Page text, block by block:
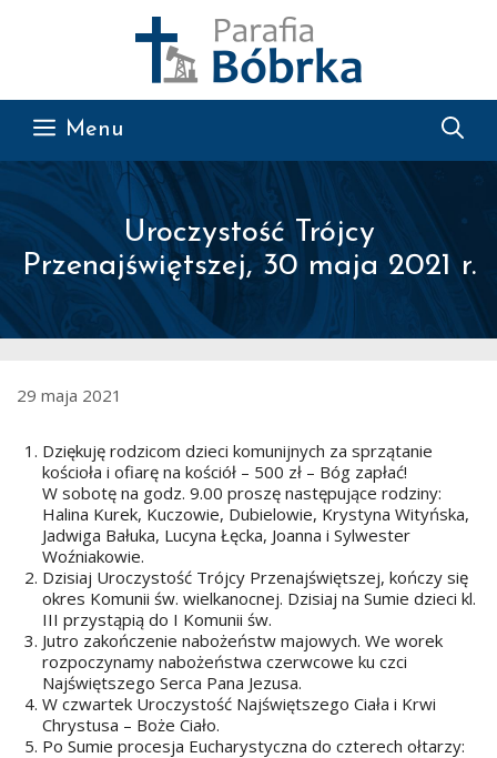
Menu
Uroczystość Trójcy
Przenajświętszej, 30 maja 2021 r.
29 maja 2021
Dziękuję rodzicom dzieci komunijnych za sprzątanie
kościoła i ofiarę na kościół – 500 zł – Bóg zapłać!
W sobotę na godz. 9.00 proszę następujące rodziny:
Halina Kurek, Kuczowie, Dubielowie, Krystyna Wityńska,
Jadwiga Bałuka, Lucyna Łęcka, Joanna i Sylwester
Woźniakowie.
Dzisiaj Uroczystość Trójcy Przenajświętszej, kończy się
okres Komunii św. wielkanocnej. Dzisiaj na Sumie dzieci kl.
III przystąpią do I Komunii św.
Jutro zakończenie nabożeństw majowych. We worek
rozpoczynamy nabożeństwa czerwcowe ku czci
Najświętszego Serca Pana Jezusa.
W czwartek Uroczystość Najświętszego Ciała i Krwi
Chrystusa – Boże Ciało.
Po Sumie procesja Eucharystyczna do czterech ołtarzy: